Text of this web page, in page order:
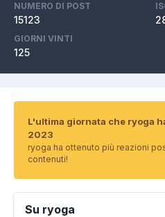
NUMERO DI POST
15123
GIORNI VINTI
125
L'ultima giornata che ryoga
2023
ryoga ha ottenuto più reazioni
contenuti!
Su ryoga